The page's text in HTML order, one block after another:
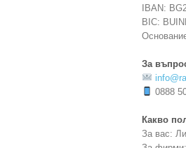
IBAN:
BIC:
За
0888
Какво
За вас: